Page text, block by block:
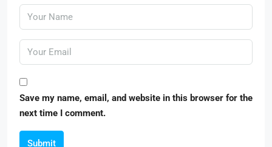
Save my name, email, and website in this browser for the
next time I comment.
Submit